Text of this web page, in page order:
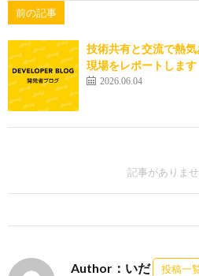
前の記事
技術共有と交流で熱
現場をレポートします
2026.06.04
記事がありま
Author：いだ 投稿一